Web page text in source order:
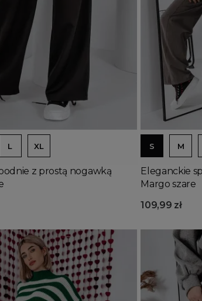
L XL
z prostą nogawką
S M
Eleganckie
Margo szare
109,99 zł